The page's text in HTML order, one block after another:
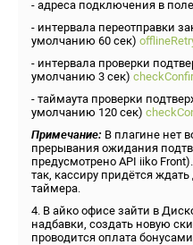
- адреса подключения в поле
- интервала переотправки
умолчанию 60 сек)
- интервала проверки
умолчанию 3 сек)
- таймаута проверки
умолчанию 120 сек)
Примечание: В плагине нет
прерывания ожидания
предусмотрено API iiko
так, кассиру придётся
таймера.
4. В айко офисе зайти в
надбавки, создать новую
проводится оплата